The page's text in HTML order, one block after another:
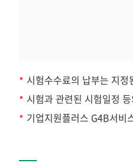
시험수수료의 납부는 지
시험과 관련된 시험일정
기업지원플러스 G4B서비